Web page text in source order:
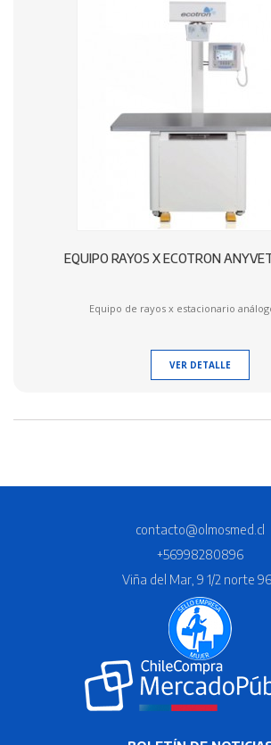
EQUIPO RAYOS X ECOTRON
Equipo de rayos x estacionario
VER DETALLE
contacto@olmosmed.cl
+56998280896
Viña del Mar, 9 1/2 norte